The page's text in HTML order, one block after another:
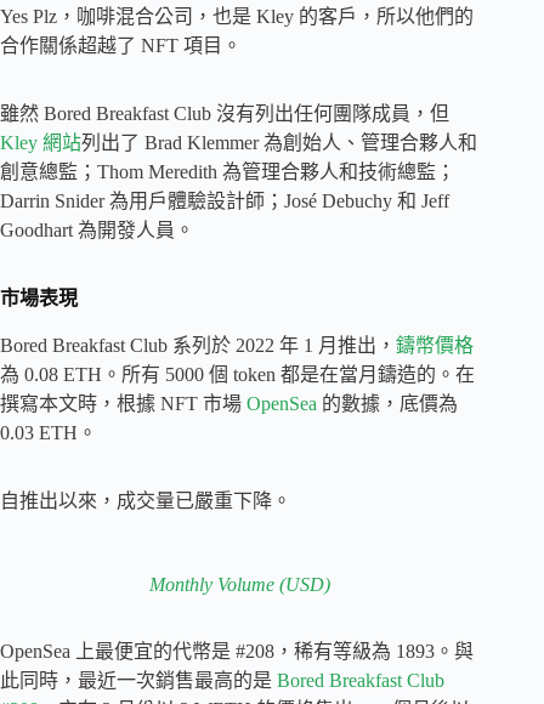
Yes Plz，咖啡混合公司，也是 Kley 的客戶，所以他們的
合作關係超越了 NFT 項目。
雖然 Bored Breakfast Club 沒有列出任何團隊成員，但
Kley 網站列出了 Brad Klemmer 為創始人、管理合夥人和
創意總監；Thom Meredith 為管理合夥人和技術總監；
Darrin Snider 為用戶體驗設計師；José Debuchy 和 Jeff
Goodhart 為開發人員。
市場表現
Bored Breakfast Club 系列於 2022 年 1 月推出， 鑄幣價格
為 0.08 ETH。所有 5000 個 token 都是在當月鑄造的。在
撰寫本文時，根據 NFT 市場 OpenSea 的數據，底價為
0.03 ETH。
自推出以來，成交量已嚴重下降。
Monthly Volume (USD)
OpenSea 上最便宜的代幣是 #208，稀有等級為 1893。與
此同時，最近一次銷售最高的是 Bored Breakfast Club